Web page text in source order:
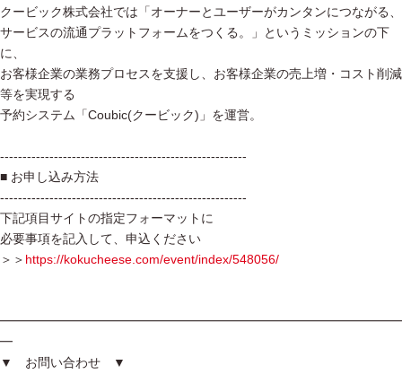
クービック株式会社では「オーナーとユーザーがカンタンにつながる、
サービスの流通プラットフォームをつくる。」というミッションの下
に、
お客様企業の業務プロセスを支援し、お客様企業の売上増・コスト削減
等を実現する
予約システム「Coubic(クービック)」を運営。
-------------------------------------------------------
■ お申し込み方法
-------------------------------------------------------
下記項目サイトの指定フォーマットに
必要事項を記入して、申込ください
＞＞ https://kokucheese.com/event/index/548056/
━━━━━━━━━━━━━━━━━━━━━━━━━━━━━━━━
━
▼ お問い合わせ ▼